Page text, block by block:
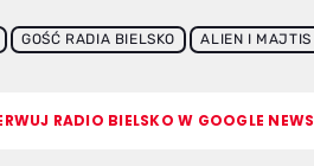
GOŚĆ RADIA BIELSKO ALIEN I MAJTIS
RADIO BIELSKO W GOOGLE NEWS